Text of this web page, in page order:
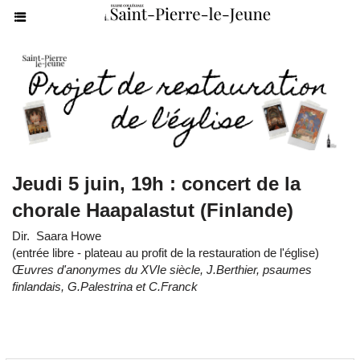
Jeudi 5 juin, 19h : concert de la
chorale Haapalastut (Finlande)
Dir. Saara Howe
(entrée libre - plateau au profit de la restauration de l'église)
Œuvres d'anonymes du XVIe siècle, J.Berthier, psaumes
finlandais, G.Palestrina et C.Franck